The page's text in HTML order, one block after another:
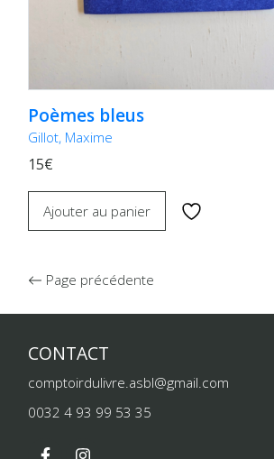
Poèmes bleus
Gillot, Maxime
15€
Ajouter au panier
Page précédente
CONTACT
comptoirdulivre.asbl@gmail.com
0032 4 93 99 53 35